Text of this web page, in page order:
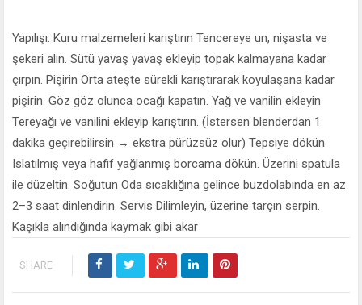
Yapılışı: Kuru malzemeleri karıştırın Tencereye un, nişasta ve
şekeri alın. Sütü yavaş yavaş ekleyip topak kalmayana kadar
çırpın. Pişirin Orta ateşte sürekli karıştırarak koyulaşana kadar
pişirin. Göz göz olunca ocağı kapatın. Yağ ve vanilin ekleyin
Tereyağı ve vanilini ekleyip karıştırın. (İstersen blenderdan 1
dakika geçirebilirsin → ekstra pürüzsüz olur) Tepsiye dökün
Islatılmış veya hafif yağlanmış borcama dökün. Üzerini spatula
ile düzeltin. Soğutun Oda sıcaklığına gelince buzdolabında en az
2–3 saat dinlendirin. Servis Dilimleyin, üzerine tarçın serpin.
Kaşıkla alındığında kaymak gibi akar
SHARE